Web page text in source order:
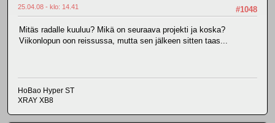
#1048
25.04.08 - klo: 14.41
Mitäs radalle kuuluu? Mikä on seuraava projekti ja koska?
Viikonlopun oon reissussa, mutta sen jälkeen sitten taas...
HoBao Hyper ST
XRAY XB8